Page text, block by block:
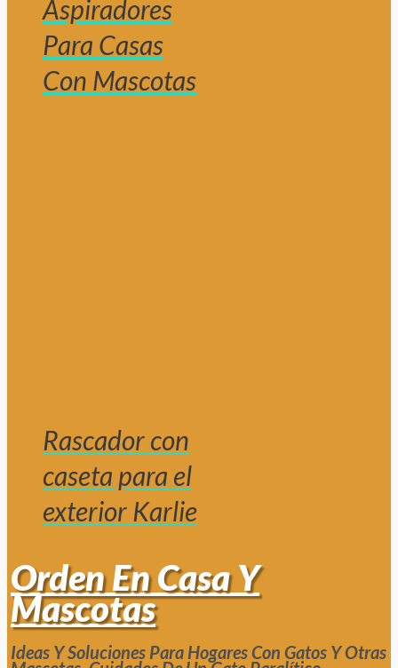
Aspiradores
Para Casas
Con Mascotas
Rascador con
caseta para el
exterior Karlie
Orden En Casa Y
Mascotas
Ideas Y Soluciones Para Hogares Con Gatos Y Otras